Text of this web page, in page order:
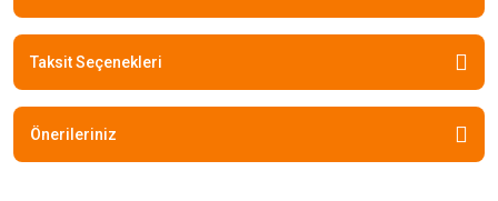
Taksit Seçenekleri
Önerileriniz